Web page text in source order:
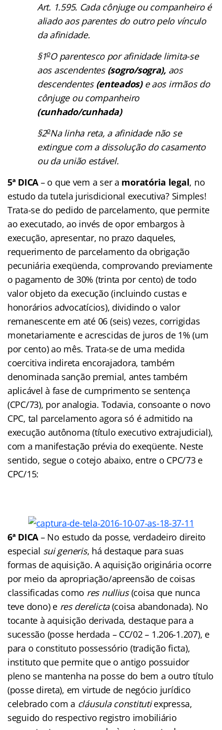
Art. 1.595. Cada cônjuge ou companheiro é
aliado aos parentes do outro pelo vínculo
da afinidade.
§1oO parentesco por afinidade limita-se
aos ascendentes (sogro/sogra),aos
descendentes (enteados) e aos irmãos do
cônjuge ou companheiro
(cunhado/cunhada)
§2oNa linha reta, a afinidade não se
extingue com a dissolução do casamento
ou da união estável.
5ª DICA– o que vem a ser a moratória legal, no
estudo da tutela jurisdicional executiva? Simples!
Trata-se do pedido de parcelamento, que permite
ao executado, ao invés de opor embargos à
execução, apresentar, no prazo daqueles,
requerimento de parcelamento da obrigação
pecuniária exeqüenda, comprovando previamente
o pagamento de 30% (trinta por cento) de todo
valor objeto da execução (incluindo custas e
honorários advocatícios), dividindo o valor
remanescente em até 06 (seis) vezes, corrigidas
monetariamente e acrescidas de juros de 1% (um
por cento) ao mês. Trata-se de uma medida
coercitiva indireta encorajadora, também
denominada sanção premial, antes também
aplicável à fase de cumprimento se sentença
(CPC/73), por analogia. Todavia, consoante o novo
CPC, tal parcelamento agora só é admitido na
execução autônoma (título executivo extrajudicial),
com a manifestação prévia do exeqüente. Neste
sentido, segue o cotejo abaixo, entre o CPC/73 e
CPC/15:
6ª DICA– No estudo da posse, verdadeiro direito
especial sui generis, há destaque para suas
formas de aquisição. A aquisição originária ocorre
por meio da apropriação/apreensão de coisas
classificadas como res nullius(coisa que nunca
teve dono) e res derelicta(coisa abandonada). No
tocante à aquisição derivada, destaque para a
sucessão (posse herdada – CC/02 – 1.206-1.207), e
para o constituto possessório (tradição ficta),
instituto que permite que o antigo possuidor
pleno se mantenha na posse do bem a outro título
(posse direta), em virtude de negócio jurídico
celebrado com a cláusula constitutiexpressa,
seguido do respectivo registro imobiliário